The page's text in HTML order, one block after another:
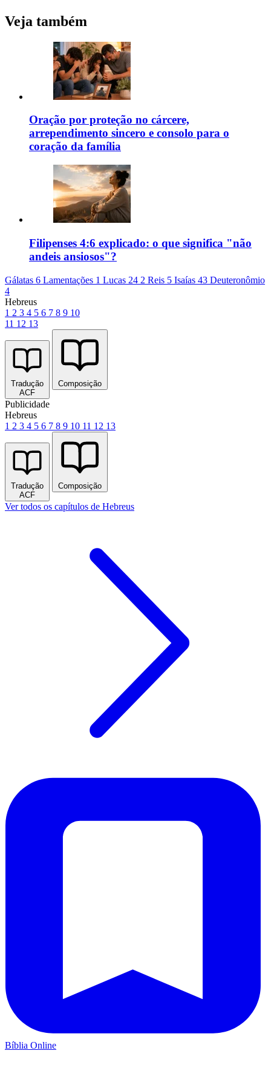
Veja também
Oração por proteção no cárcere,
arrependimento sincero e consolo para o
coração da família
Filipenses 4:6 explicado: o que significa "não
andeis ansiosos"?
Gálatas 6 Lamentações 1 Lucas 24 2 Reis 5 Isaías 43 Deuteronômio
4
Hebreus
1 2 3 4 5 6 7 8 9 10
11 12 13
Tradução
ACF
Composição
Publicidade
Hebreus
1 2 3 4 5 6 7 8 9 10 11 12 13
Tradução
ACF
Composição
Ver todos os capítulos de Hebreus
Bíblia Online